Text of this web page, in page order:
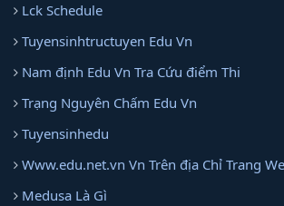
Lck Schedule
Tuyensinhtructuyen Edu Vn
Nam định Edu Vn Tra Cứu điểm Thi
Trạng Nguyên Chấm Edu Vn
Tuyensinhedu
Www.edu.net.vn Vn Trên địa Chỉ Trang
Medusa Là Gì